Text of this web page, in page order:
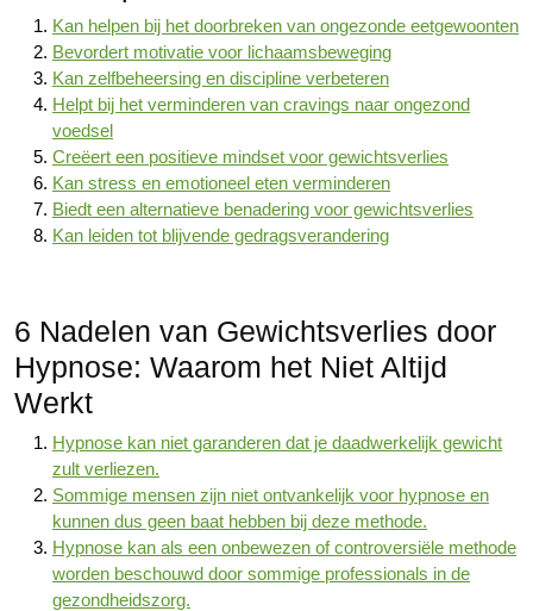
Kan helpen bij het doorbreken van ongezonde eetgewoonten
Bevordert motivatie voor lichaamsbeweging
Kan zelfbeheersing en discipline verbeteren
Helpt bij het verminderen van cravings naar ongezond
voedsel
Creëert een positieve mindset voor gewichtsverlies
Kan stress en emotioneel eten verminderen
Biedt een alternatieve benadering voor gewichtsverlies
Kan leiden tot blijvende gedragsverandering
6 Nadelen van Gewichtsverlies door
Hypnose: Waarom het Niet Altijd
Werkt
Hypnose kan niet garanderen dat je daadwerkelijk gewicht
zult verliezen.
Sommige mensen zijn niet ontvankelijk voor hypnose en
kunnen dus geen baat hebben bij deze methode.
Hypnose kan als een onbewezen of controversiële methode
worden beschouwd door sommige professionals in de
gezondheidszorg.